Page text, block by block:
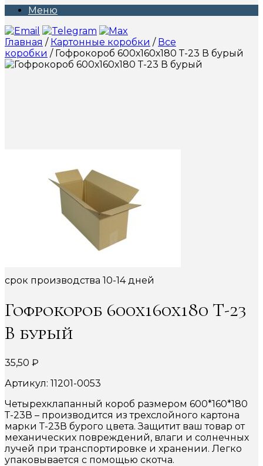
Меню
Главная / Картонные коробки / Все
коробки / Гофрокороб 600х160х180 Т-23 В бурый
срок производства 10-14 дней
Гофрокороб 600х160х180 Т-23
В бурый
35,50 ₽
Артикул: 11201-0053
Четырехклапанный короб размером 600*160*180
Т-23В – производится из трехслойного картона
марки Т-23В бурого цвета. Защитит ваш товар от
механических повреждений, влаги и солнечных
лучей при транспортировке и хранении. Легко
упаковывается с помощью скотча.